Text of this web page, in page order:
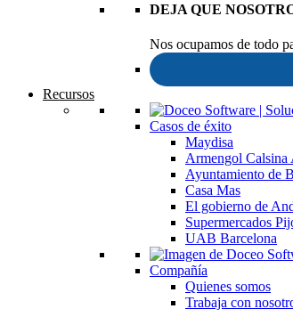
DEJA QUE
Nos ocupamos de todo
Recursos
Casos de éxito
Maydisa
Armengol Calsina
Ayuntamiento de
Casa Mas
El gobierno de
Supermercados
UAB Barcelona
Compañía
Quienes somos
Trabaja con